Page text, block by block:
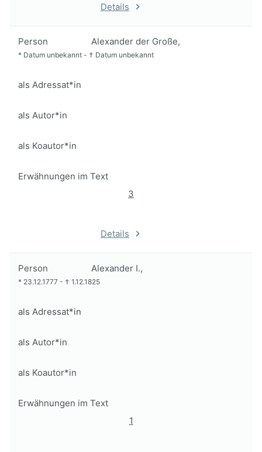
Details
Person Alexander der Große,
* Datum unbekannt - † Datum unbekannt
als Adressat*in
als Autor*in
als Koautor*in
Erwähnungen im Text
3
Details
Person Alexander I.,
* 23.12.1777 - † 1.12.1825
als Adressat*in
als Autor*in
als Koautor*in
Erwähnungen im Text
1